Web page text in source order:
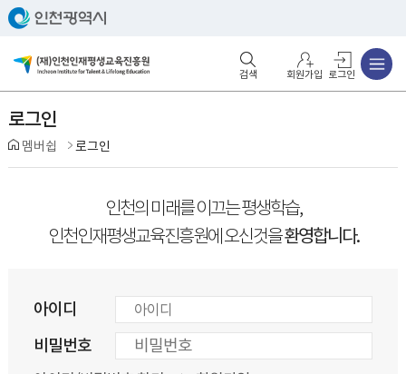
회원가입 로그인
로그인
멤버쉽 로그인
인천의 미래를 이끄는 평생학습,
인천인재평생교육진흥원에 오신것을환영합니다.
아이디
비밀번호